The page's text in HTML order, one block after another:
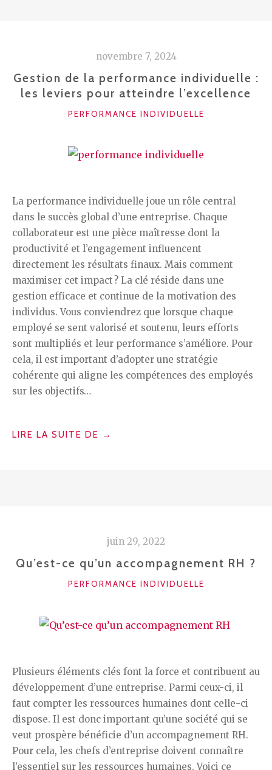
JUSTE
ÉQUILIBRE ? »
novembre 7, 2024
Gestion de la performance individuelle :
les leviers pour atteindre l’excellence
CATÉGORIES
PERFORMANCE INDIVIDUELLE
La performance individuelle joue un rôle central
dans le succès global d’une entreprise. Chaque
collaborateur est une pièce maîtresse dont la
productivité et l’engagement influencent
directement les résultats finaux. Mais comment
maximiser cet impact ? La clé réside dans une
gestion efficace et continue de la motivation des
individus. Vous conviendrez que lorsque chaque
employé se sent valorisé et soutenu, leurs efforts
sont multipliés et leur performance s’améliore. Pour
cela, il est important d’adopter une stratégie
cohérente qui aligne les compétences des employés
sur les objectifs…
LIRE LA SUITE DE « GESTION
POUR
ATTEINDRE
→
juin 29, 2022
Qu’est-ce qu’un accompagnement RH ?
CATÉGORIES
PERFORMANCE INDIVIDUELLE
Plusieurs éléments clés font la force et contribuent au
développement d’une entreprise. Parmi ceux-ci, il
faut compter les ressources humaines dont celle-ci
dispose. Il est donc important qu’une société qui se
veut prospère bénéficie d’un accompagnement RH.
Pour cela, les chefs d’entreprise doivent connaître
l’essentiel sur les ressources humaines. Voici ce